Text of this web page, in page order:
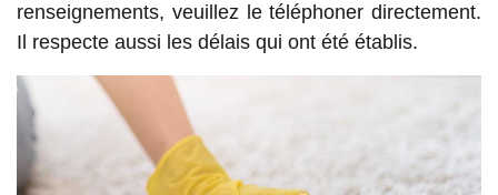
renseignements, veuillez le téléphoner directement.
Il respecte aussi les délais qui ont été établis.